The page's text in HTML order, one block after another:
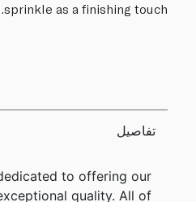
sprinkle as a finishing touch.
تفاصيل
to offering our
quality. All of